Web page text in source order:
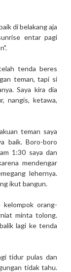
di belakang aja
entar pagi
tenda beres
teman, tapi si
Saya kira dia
nangis, ketawa,
teman saya
baik. Boro-boro
1:30 saya dan
mendengar
lehernya.
ikut bangun.
orang-
minta tolong.
lagi ke tenda
tidur pulas dan
tidak tahu.